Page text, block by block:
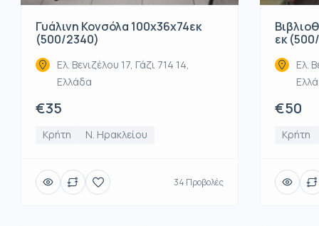
Γυάλινη Κονσόλα 100x36x74εκ
(500/2340)
Ελ. Βενιζέλου 17, Γάζι 714 14,
Ελλάδα
€35
Κρήτη Ν. Ηρακλείου
34 Προβολές
εκ
Ελ.
€50
Κρήτη